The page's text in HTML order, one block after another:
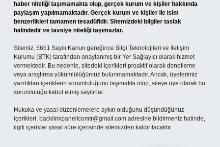
haber niteliği taşımamakta olup, gerçek kurum ve kişiler hakkında
paylaşım yapılmamaktadır. Gerçek kurum ve kişiler ile isim
benzerlikleri tamamen tesadüfidir. Sitemizdeki bilgiler taslak
halindedir ve tavsiye niteliği taşımazlar.
Sitemiz, 5651 Sayılı Kanun gereğince Bilgi Teknolojileri ve İletişim
Kurumu (BTK) tarafından onaylanmış bir Yer Sağlayıcı olarak hizmet
vermektedir. Bu nedenle, sitedeki içerikleri proaktif olarak denetleme
veya araştırma yükümlülüğümüz bulunmamaktadır. Ancak, üyelerimiz
yazdıkları içeriklerin sorumluluğunu taşımakta olup, siteye üye olarak bu
sorumluluğu kabul etmiş sayılırlar.
Hukuka ve yasal düzenlemelere aykırı olduğunu düşündüğünüz
içerikleri, backlinkpanelicomtr@gmail.com adresine bildirmeniz halinde,
ilgili içerikler yasal süre içerisinde sitemizden kaldırılacaktır.